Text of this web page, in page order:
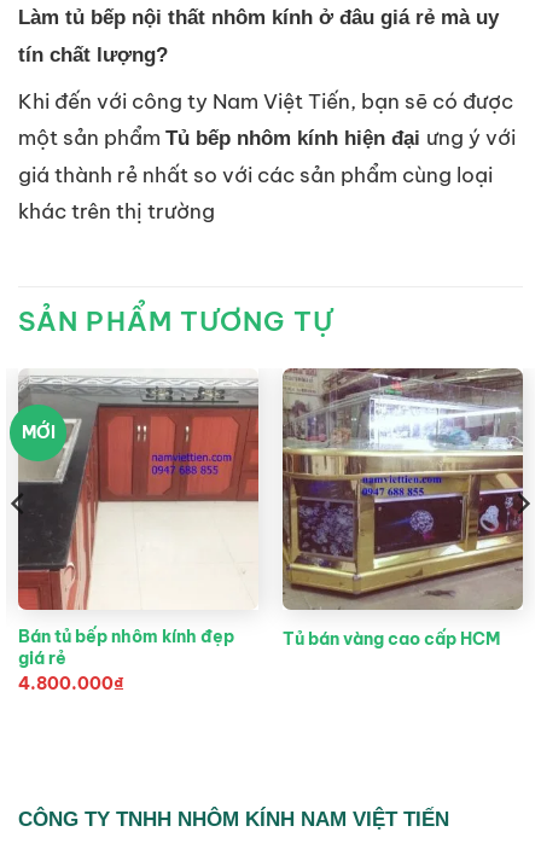
Làm tủ bếp nội thất nhôm kính ở đâu giá rẻ mà uy
tín chất lượng?
Khi đến với công ty Nam Việt Tiến, bạn sẽ có được
một sản phẩm Tủ bếp nhôm kính hiện đại ưng ý với
giá thành rẻ nhất so với các sản phẩm cùng loại
khác trên thị trường
SẢN PHẨM TƯƠNG TỰ
MỚI
Bán tủ bếp nhôm kính đẹp
giá rẻ
4.800.000₫
Tủ bán vàng cao cấp HCM
CÔNG TY TNHH NHÔM KÍNH NAM VIỆT TIẾN